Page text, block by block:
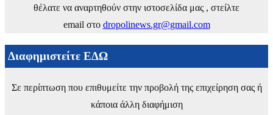
θέλατε να αναρτηθούν στην ιστοσελίδα μας , στείλτε
email στο dropolinews.gr@gmail.com
Διαφημιστείτε ΕΔΩ
Σε περίπτωση που επιθυμείτε την προβολή της επιχείρηση σας ή
κάποια άλλη διαφήμιση